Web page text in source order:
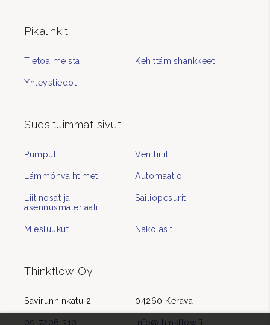
Pikalinkit
Tietoa meistä Kehittämishankkeet
Yhteystiedot
Suosituimmat sivut
Pumput Venttiilit
Lämmönvaihtimet Automaatio
Liitinosat ja
asennusmateriaali
Säiliöpesurit
Miesluukut Näkölasit
Thinkflow Oy
Savirunninkatu 2 04260 Kerava
09-7206 310 info@thinkflow.fi